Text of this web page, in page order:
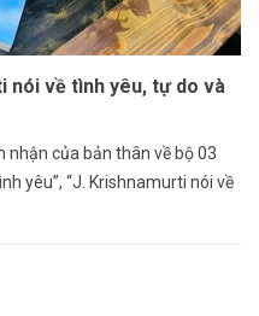
nói về tình yêu, tự do và
nhận của bản thân về bộ 03
yêu”, “J. Krishnamurti nói về